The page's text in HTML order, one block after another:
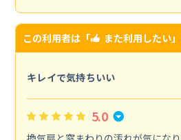
この利用者は「 また利用したい
キレイで気持ちいい
5.0